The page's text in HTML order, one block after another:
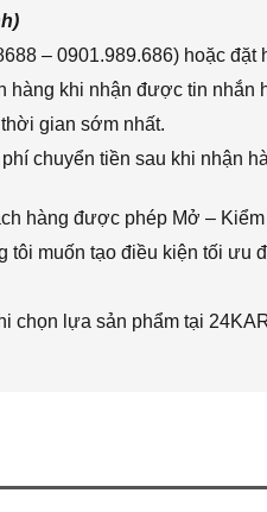
– 0901.989.686) hoặc đặt
khi nhận được tin nhắn
gian sớm nhất.
chuyển tiền sau khi nhận
hàng được phép Mở –
muốn tạo điều kiện tối ưu
chọn lựa sản phẩm tại